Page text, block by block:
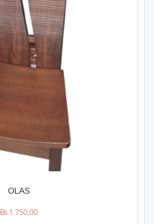
OLAS
Bs.1.750,00